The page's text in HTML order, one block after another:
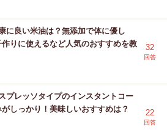
に良い米油は？無添加で体に優し
作りに使えるなど人気のおすすめを教
32
回答
プレッソタイプのインスタントコー
がしっかり！美味しいおすすめは？
22
回答